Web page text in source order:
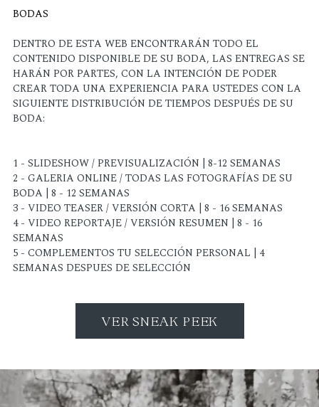
BODAS
DENTRO DE ESTA WEB ENCONTRARÁN TODO EL
CONTENIDO DISPONIBLE DE SU BODA, LAS ENTREGAS SE
HARÁN POR PARTES, CON LA INTENCIÓN DE PODER
CREAR TODA UNA EXPERIENCIA PARA USTEDES CON LA
SIGUIENTE DISTRIBUCIÓN DE TIEMPOS DESPUÉS DE SU
BODA:
1 - SLIDESHOW / PREVISUALIZACIÓN | 8-12 SEMANAS
2 - GALERIA ONLINE / TODAS LAS FOTOGRAFÍAS DE SU
BODA | 8 - 12 SEMANAS
3 - VIDEO TEASER / VERSIÓN CORTA | 8 - 16 SEMANAS
4 - VIDEO REPORTAJE / VERSIÓN RESUMEN | 8 - 16
SEMANAS
5 - COMPLEMENTOS TU SELECCIÓN PERSONAL | 4
SEMANAS DESPUES DE SELECCIÓN
VER SNEAK PEEK